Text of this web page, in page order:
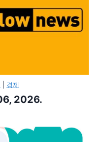
경제
2026.